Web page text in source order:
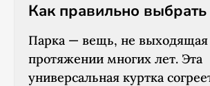
Как правильно
Парка — вещь, не
протяжении многих лет. Эта
универсальная куртка